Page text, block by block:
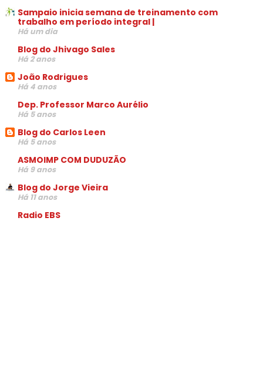
Sampaio inicia semana de treinamento com
trabalho em período integral |
Há um dia
Blog do Jhivago Sales
Há 2 anos
João Rodrigues
Há 4 anos
Dep. Professor Marco Aurélio
Há 5 anos
Blog do Carlos Leen
Há 5 anos
ASMOIMP COM DUDUZÃO
Há 9 anos
Blog do Jorge Vieira
Há 11 anos
Radio EBS